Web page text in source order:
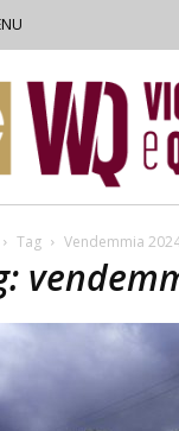
Tag Vendemmia